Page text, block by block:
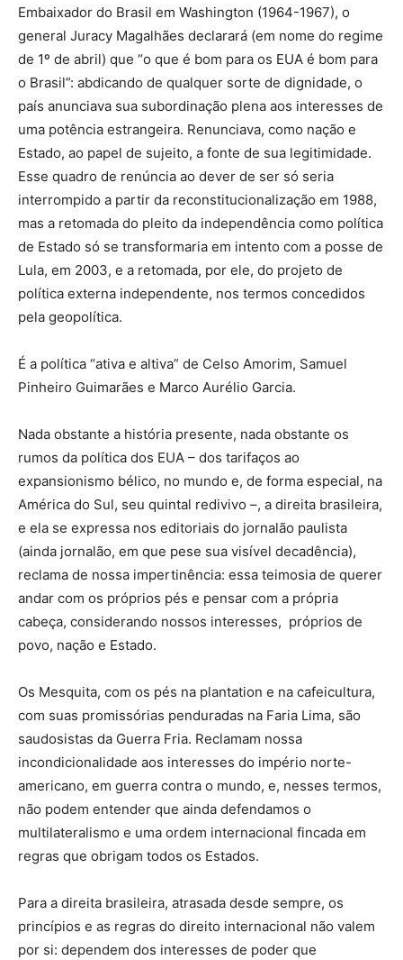
Embaixador do Brasil em Washington (1964-1967), o
general Juracy Magalhães declarará (em nome do regime
de 1º de abril) que “o que é bom para os EUA é bom para
o Brasil”: abdicando de qualquer sorte de dignidade, o
país anunciava sua subordinação plena aos interesses de
uma potência estrangeira. Renunciava, como nação e
Estado, ao papel de sujeito, a fonte de sua legitimidade.
Esse quadro de renúncia ao dever de ser só seria
interrompido a partir da reconstitucionalização em 1988,
mas a retomada do pleito da independência como política
de Estado só se transformaria em intento com a posse de
Lula, em 2003, e a retomada, por ele, do projeto de
política externa independente, nos termos concedidos
pela geopolítica.
É a política “ativa e altiva” de Celso Amorim, Samuel
Pinheiro Guimarães e Marco Aurélio Garcia.
Nada obstante a história presente, nada obstante os
rumos da política dos EUA – dos tarifaços ao
expansionismo bélico, no mundo e, de forma especial, na
América do Sul, seu quintal redivivo –, a direita brasileira,
e ela se expressa nos editoriais do jornalão paulista
(ainda jornalão, em que pese sua visível decadência),
reclama de nossa impertinência: essa teimosia de querer
andar com os próprios pés e pensar com a própria
cabeça, considerando nossos interesses, próprios de
povo, nação e Estado.
Os Mesquita, com os pés na plantation e na cafeicultura,
com suas promissórias penduradas na Faria Lima, são
saudosistas da Guerra Fria. Reclamam nossa
incondicionalidade aos interesses do império norte-
americano, em guerra contra o mundo, e, nesses termos,
não podem entender que ainda defendamos o
multilateralismo e uma ordem internacional fincada em
regras que obrigam todos os Estados.
Para a direita brasileira, atrasada desde sempre, os
princípios e as regras do direito internacional não valem
por si: dependem dos interesses de poder que